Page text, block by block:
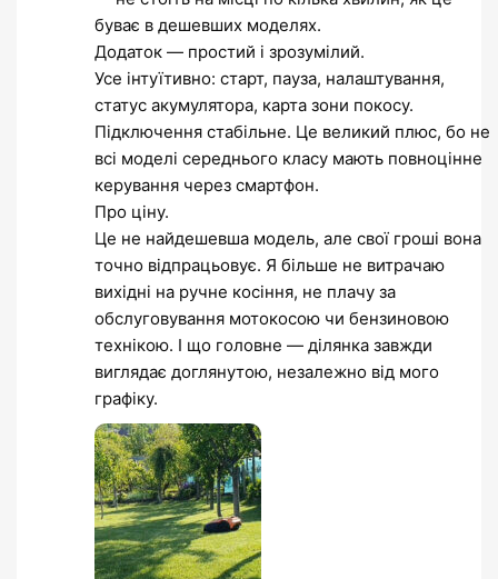
буває в дешевших моделях.
Додаток — простий і зрозумілий.
Усе інтуїтивно: старт, пауза, налаштування,
статус акумулятора, карта зони покосу.
Підключення стабільне. Це великий плюс, бо не
всі моделі середнього класу мають повноцінне
керування через смартфон.
Про ціну.
Це не найдешевша модель, але свої гроші вона
точно відпрацьовує. Я більше не витрачаю
вихідні на ручне косіння, не плачу за
обслуговування мотокосою чи бензиновою
технікою. І що головне — ділянка завжди
виглядає доглянутою, незалежно від мого
графіку.